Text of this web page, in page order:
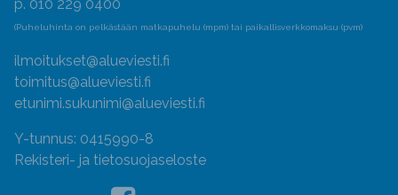
p. 010 229 0400
(Puheluhinta on pelkästään matkapuhelu (mpm) tai paikallisverkkomaksu (pvm)
ilmoitukset@alueviesti.fi
toimitus@alueviesti.fi
etunimi.sukunimi@alueviesti.fi
Y-tunnus: 0415990-8
Rekisteri- ja tietosuojaseloste